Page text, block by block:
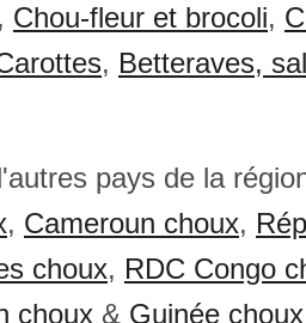
, Chou-fleur et brocoli,
, Betteraves,
pays de la
, Cameroun choux,
choux, RDC Congo
choux & Guinée choux